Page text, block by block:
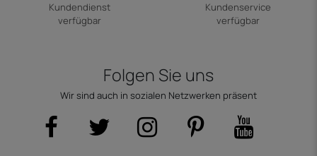
Kundendienst
verfügbar
Kundenservice
verfügbar
Folgen Sie uns
Wir sind auch in sozialen Netzwerken präsent